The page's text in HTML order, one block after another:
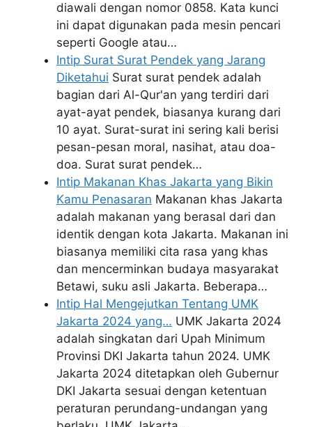
diawali dengan nomor 0858. Kata kunci
ini dapat digunakan pada mesin pencari
seperti Google atau…
Intip Surat Surat Pendek yang Jarang
Diketahui Surat surat pendek adalah
bagian dari Al-Qur'an yang terdiri dari
ayat-ayat pendek, biasanya kurang dari
10 ayat. Surat-surat ini sering kali berisi
pesan-pesan moral, nasihat, atau doa-
doa. Surat surat pendek…
Intip Makanan Khas Jakarta yang Bikin
Kamu Penasaran Makanan khas Jakarta
adalah makanan yang berasal dari dan
identik dengan kota Jakarta. Makanan ini
biasanya memiliki cita rasa yang khas
dan mencerminkan budaya masyarakat
Betawi, suku asli Jakarta. Beberapa…
Intip Hal Mengejutkan Tentang UMK
Jakarta 2024 yang… UMK Jakarta 2024
adalah singkatan dari Upah Minimum
Provinsi DKI Jakarta tahun 2024. UMK
Jakarta 2024 ditetapkan oleh Gubernur
DKI Jakarta sesuai dengan ketentuan
peraturan perundang-undangan yang